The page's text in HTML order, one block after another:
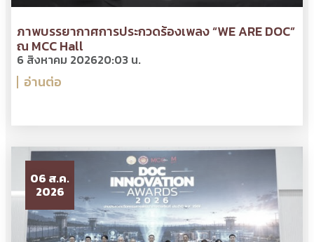
ภาพบรรยากาศการประกวดร้องเพลง “WE ARE DOC”
ณ MCC Hall
6 สิงหาคม 202620:03 น.
อ่านต่อ
06 ส.ค.
2026